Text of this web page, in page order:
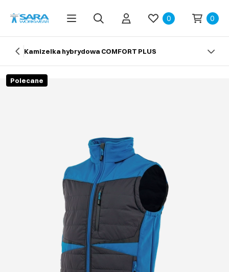
0 0
Kamizelka hybrydowa COMFORT PLUS
Polecane